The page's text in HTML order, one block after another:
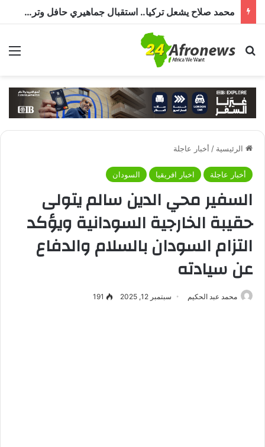
محمد صلاح يشعل تركيا.. استقبال جماهيري حافل وترحيب بـ”الملك المصري” قبل انضمامه إلى طرابزون سبور
بحث عن
الرئيسية / أخبار عاجلة
أخبار عاجلة اخبار افريقيا السودان
السفير محي الدين سالم يتولى
حقيبة الخارجية السودانية ويؤكد
التزام السودان بالسلام والدفاع
عن سيادته
محمد عبد الحكيم سبتمبر 12, 2025 191